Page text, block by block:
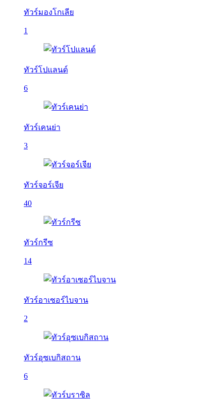
ทัวร์มองโกเลีย
1
ทัวร์โปแลนด์
6
ทัวร์เคนย่า
3
ทัวร์จอร์เจีย
40
ทัวร์กรีซ
14
ทัวร์อาเซอร์ไบจาน
2
ทัวร์อุซเบกิสถาน
6